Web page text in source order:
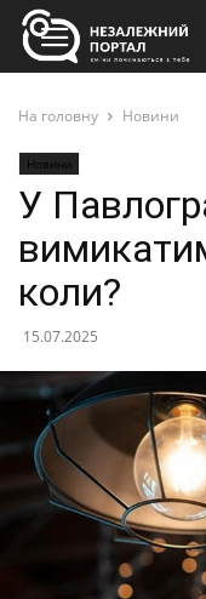
На головну Новини
Новини
У
коли?
15.07.2025